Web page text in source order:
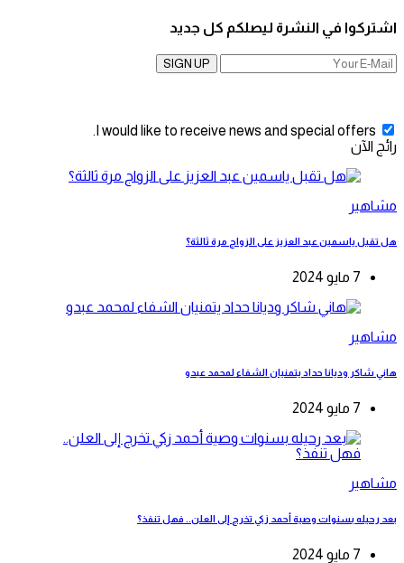
اشتركوا في النشرة ليصلكم كل جديد
SIGN UP
I would like to receive news and special offers.
رائج الآن
مشاهير
هل تقبل ياسمين عبد العزيز على الزواج مرة ثالثة؟
7 مايو 2024
مشاهير
هاني شاكر وديانا حداد يتمنيان الشفاء لمحمد عبدو
7 مايو 2024
مشاهير
بعد رحيله بسنوات وصية أحمد زكي تخرج إلى العلن.. فهل تنفذ؟
7 مايو 2024